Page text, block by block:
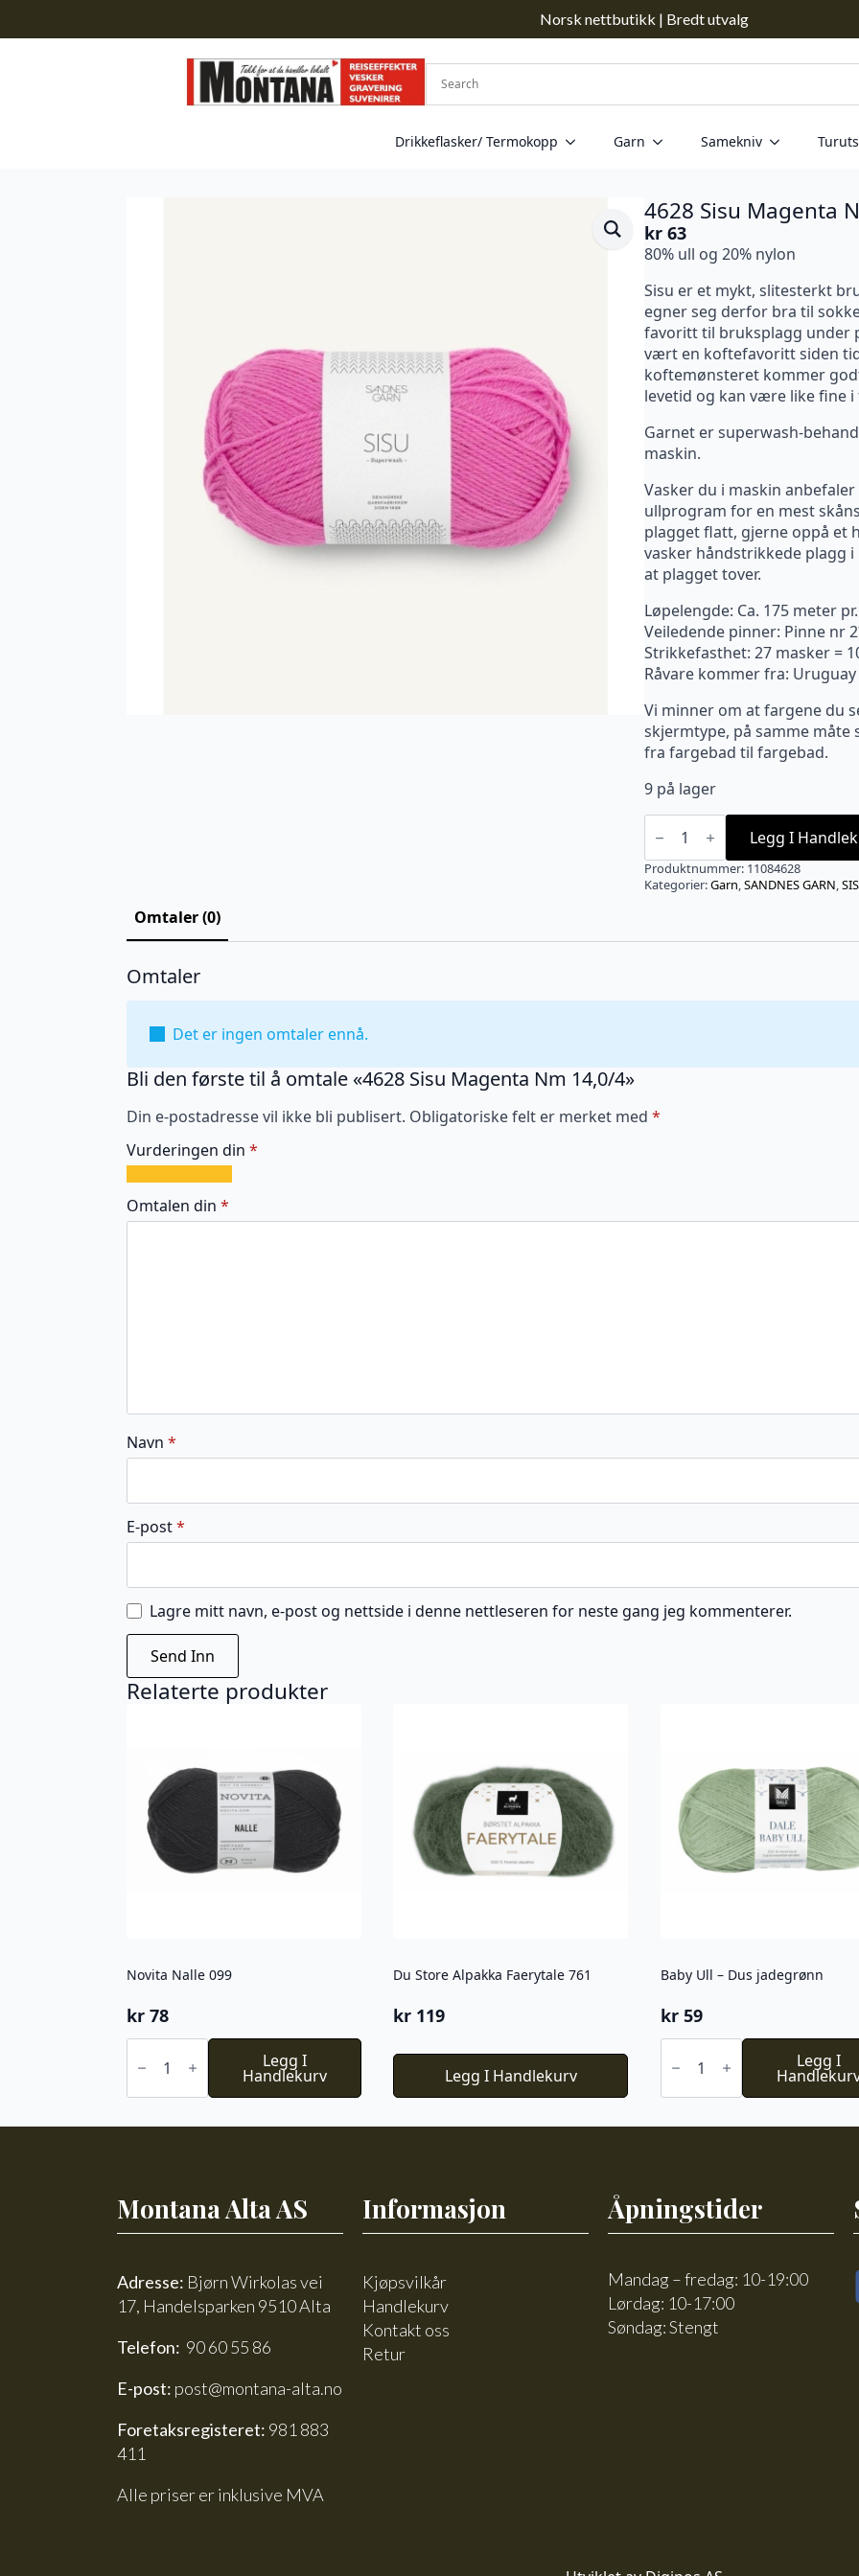
Norsk nettbutikk | Bredt utvalg
Drikkeflasker/ Termokopp Garn Samekniv
4628 Sisu Magenta
kr 63
80% ull og 20% nylon
Sisu er et mykt, slitesterkt
egner seg derfor bra til
favoritt til bruksplagg under
vært en koftefavoritt siden
koftemønsteret kommer
levetid og kan være like fine
Garnet er superwash-
maskin.
Vasker du i maskin
ullprogram for en mest
plagget flatt, gjerne oppå et
vasker håndstrikkede plagg
at plagget tover.
Løpelengde: Ca. 175 meter
Veiledende pinner: Pinne nr
Strikkefasthet: 27 masker =
Råvare kommer fra: Uruguay
Vi minner om at fargene du
skjermtype, på samme
fra fargebad til fargebad.
9 på lager
4628
Sisu
Nm
14,0/4
antall
Legg I
Produktnummer: 11084628
Kategorier:Garn,SANDNES GARN,
Omtaler (0)
Omtaler
Det er ingen omtaler ennå.
Bli den første til å omtale «4628 Sisu Magenta Nm 14,0/4»
Din e-postadresse vil ikke bli publisert. Obligatoriske felt er merket med *
Vurderingen din *
av
5
av
5
av
5
av
5
av
5
Omtalen din *
Navn *
E-post*
Lagre mitt navn, e-post og nettside i denne nettleseren for neste gang jeg kommenterer.
Relaterte produkter
Novita Nalle 099
kr 78
Novita
099
antall
Legg I
Handlekurv
Du Store Alpakka Faerytale 761
kr 119
Legg I Handlekurv
Baby Ull – Dus jadegrønn
kr59
Baby
Dus
antall
Legg I
Montana Alta AS
Adresse: Bjørn Wirkolas vei
17, Handelsparken 9510 Alta
Telefon: 90 60 55 86
E-post: post@montana-alta.no
Foretaksregisteret: 981 883
411
Alle priser er inklusive MVA
Informasjon
Kjøpsvilkår
Handlekurv
Kontakt oss
Retur
Åpningstider
Mandag – fredag: 10-19:00
Lørdag: 10-17:00
Søndag: Stengt